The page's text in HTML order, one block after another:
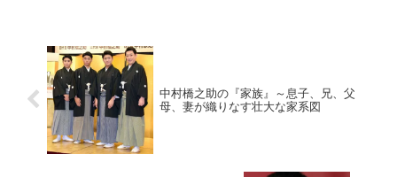
中村橋之助の『家族』～息子、兄、父
母、妻が織りなす壮大な家系図